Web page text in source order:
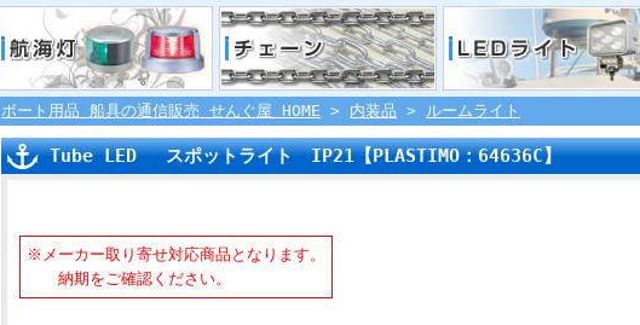
ボート用品 船具の通信販売 せんぐ屋 HOME > 内装品 > ルームライト
Tube LED スポットライト IP21【PLASTIMO：64636C】
※メーカー取り寄せ対応商品となります。
納期をご確認ください。